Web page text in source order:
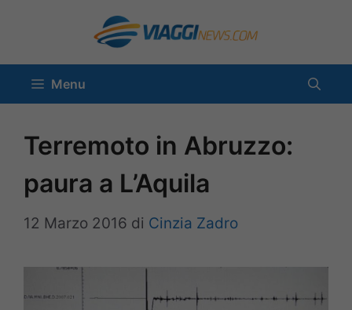
contenuto
Menu
Terremoto in Abruzzo:
paura a L’Aquila
12 Marzo 2016 di Cinzia Zadro